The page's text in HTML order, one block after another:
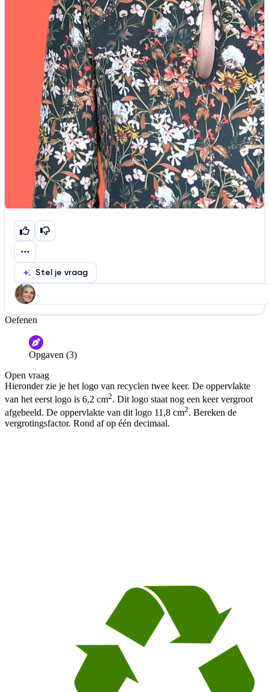
Stel je vraag
Help ons de video te verbeteren
De audio is slecht
Informatie is onjuist
De docent is te langdradig
De uitleg gaat te langzaam
De uitleg gaat te snel
Afspelen werkte niet
Iets anders
Oefenen
Opgaven (3)
Open vraag
Hieronder zie je het logo van recyclen twee keer. De oppervlakte
van het eerst logo is 6,2 cm2. Dit logo staat nog een keer vergroot
afgebeeld. De oppervlakte van dit logo 11,8 cm2. Bereken de
vergrotingsfactor. Rond af op één decimaal.